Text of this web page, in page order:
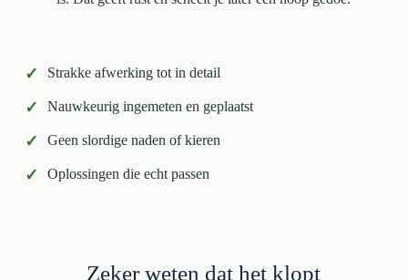
✓ Strakke afwerking tot in detail
✓ Nauwkeurig ingemeten en geplaatst
✓ Geen slordige naden of kieren
✓ Oplossingen die echt passen
Zeker weten dat het klopt